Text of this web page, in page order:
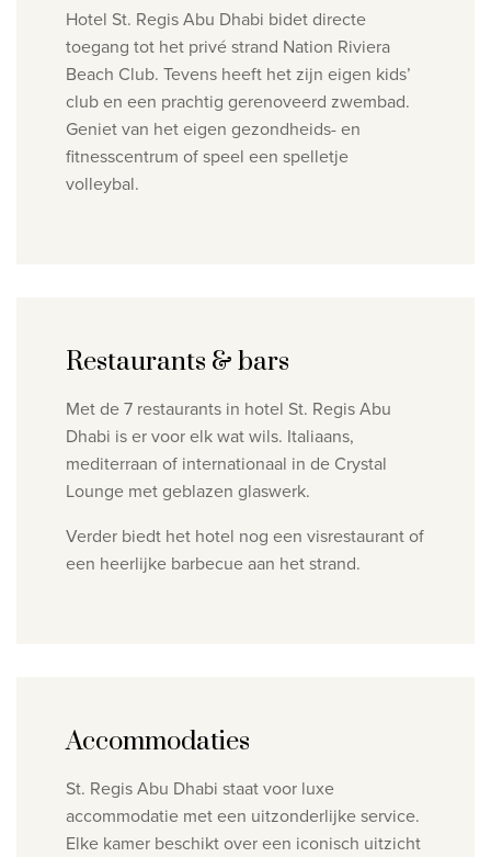
Hotel St. Regis Abu Dhabi bidet directe
toegang tot het privé strand Nation Riviera
Beach Club. Tevens heeft het zijn eigen kids’
club en een prachtig gerenoveerd zwembad.
Geniet van het eigen gezondheids- en
fitnesscentrum of speel een spelletje
volleybal.
Restaurants & bars
Met de 7 restaurants in hotel St. Regis Abu
Dhabi is er voor elk wat wils. Italiaans,
mediterraan of internationaal in de Crystal
Lounge met geblazen glaswerk.
Verder biedt het hotel nog een visrestaurant of
een heerlijke barbecue aan het strand.
Accommodaties
St. Regis Abu Dhabi staat voor luxe
accommodatie met een uitzonderlijke service.
Elke kamer beschikt over een iconisch uitzicht